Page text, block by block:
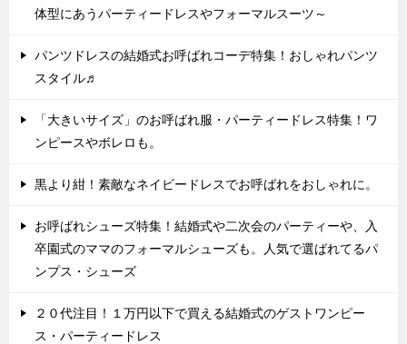
体型にあうパーティードレスやフォーマルスーツ～
パンツドレスの結婚式お呼ばれコーデ特集！おしゃれパンツ
スタイル♬
「大きいサイズ」のお呼ばれ服・パーティードレス特集！ワ
ンピースやボレロも。
黒より紺！素敵なネイビードレスでお呼ばれをおしゃれに。
お呼ばれシューズ特集！結婚式や二次会のパーティーや、入
卒園式のママのフォーマルシューズも。人気で選ばれてるパ
ンプス・シューズ
２０代注目！１万円以下で買える結婚式のゲストワンピー
ス・パーティードレス